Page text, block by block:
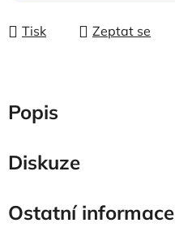
Tisk Zeptat se
Popis
Diskuze
Ostatní informace